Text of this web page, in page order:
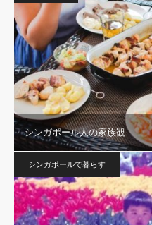
シンガポール人の家族観
シンガポールで暮らす